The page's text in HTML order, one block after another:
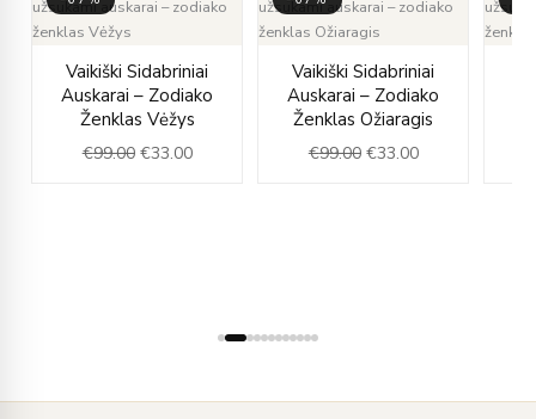
Vaikiški Sidabriniai
Auskarai – Zodiako
Ženklas Vėžys
€99.00
price
was:
€99.00.
€33.00
price
is:
€33.00.
Vaikiški Sidabriniai
Auskarai – Zodiako
Ženklas Ožiaragis
€99.00
price
was:
€99.00.
€33.00
price
is:
€33.00.